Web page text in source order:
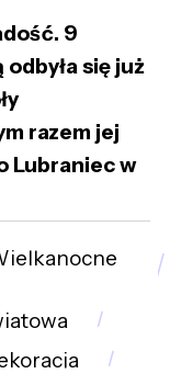
9
się już
razem jej
Lubraniec w